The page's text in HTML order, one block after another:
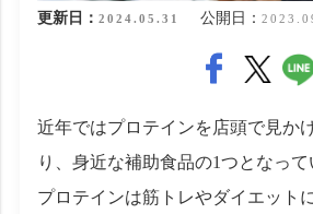
更新日：2024.05.31 公開日：
近年ではプロテインを店頭で見か
り、身近な補助食品の1つとなって
プロテインは筋トレやダイエット